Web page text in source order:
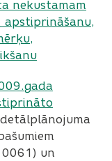
nekustamam
apstiprināšanu,
0061) un